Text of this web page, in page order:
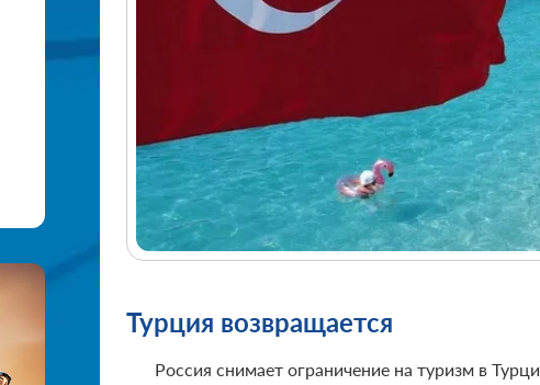
Турция возвращается
Россия снимает ограничение на туризм в